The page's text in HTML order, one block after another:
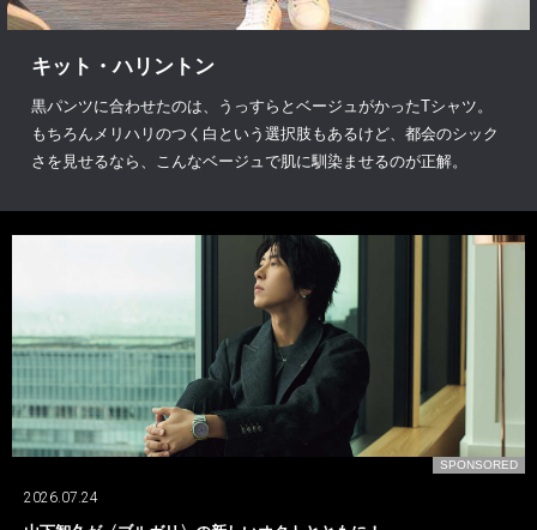
キット・ハリントン
黒パンツに合わせたのは、うっすらとベージュがかったTシャツ。
もちろんメリハリのつく白という選択肢もあるけど、都会のシック
さを見せるなら、こんなベージュで肌に馴染ませるのが正解。
SPONSORED
2026.07.24